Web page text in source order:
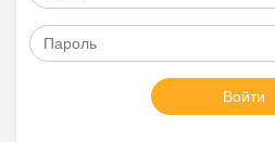
Войти